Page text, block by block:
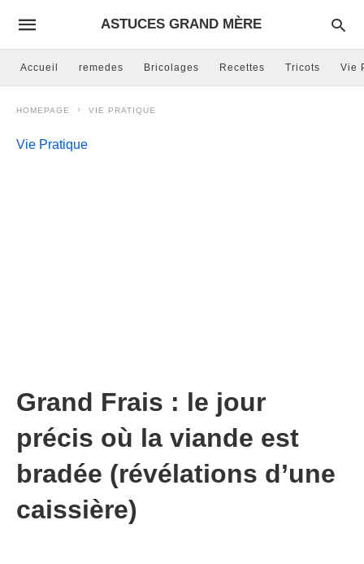
ASTUCES GRAND MÈRE
Accueil remedes Bricolages Recettes Tricots Vie
HOMEPAGE VIE PRATIQUE
Vie Pratique
Grand Frais : le jour
précis où la viande est
bradée (révélations d’une
caissière)